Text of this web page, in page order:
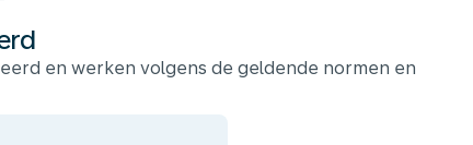
en werken volgens de geldende normen en